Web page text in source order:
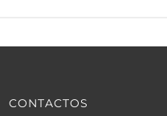
CONTACTOS